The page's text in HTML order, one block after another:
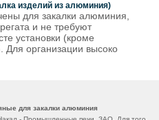
изделий из алюминия)
для закалки алюминия,
и не требуют
установки (кроме
Для организации высоко
для закалки алюминия